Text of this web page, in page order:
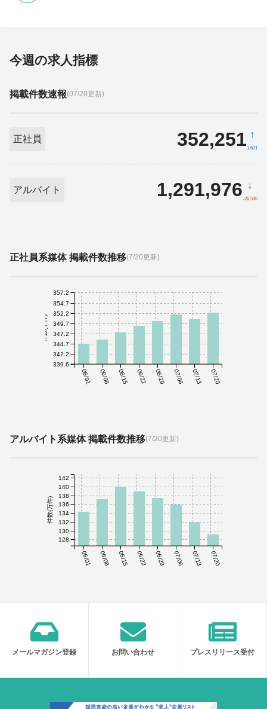
今週の求人指標
掲載件数速報(07/20更新)
正社員 352,251 ↑
1,621
アルバイト 1,291,976 ↓
-26,536
正社員系媒体 掲載件数推移(7/20更新)
06/01 06/08 06/15 06/22 06/29 07/06 07/13 07/20
件数(千件)
339.6
342.2
344.7
347.2
349.7
352.2
354.7
357.2
アルバイト系媒体 掲載件数推移(7/20更新)
06/01 06/08 06/15 06/22 06/29 07/06 07/13 07/20
件数(万件)
128
130
132
134
136
138
140
142
メールマガジン登録 お問い合わせ プレスリリース受付